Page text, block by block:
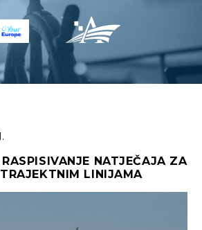
NATJEČAJA ZA
LINIJAMA